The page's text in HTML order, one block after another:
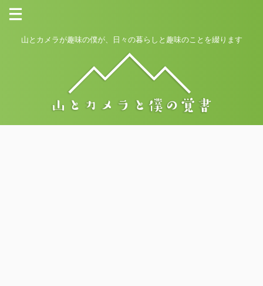
山とカメラが趣味の僕が、日々の暮らしと趣味のことを綴ります